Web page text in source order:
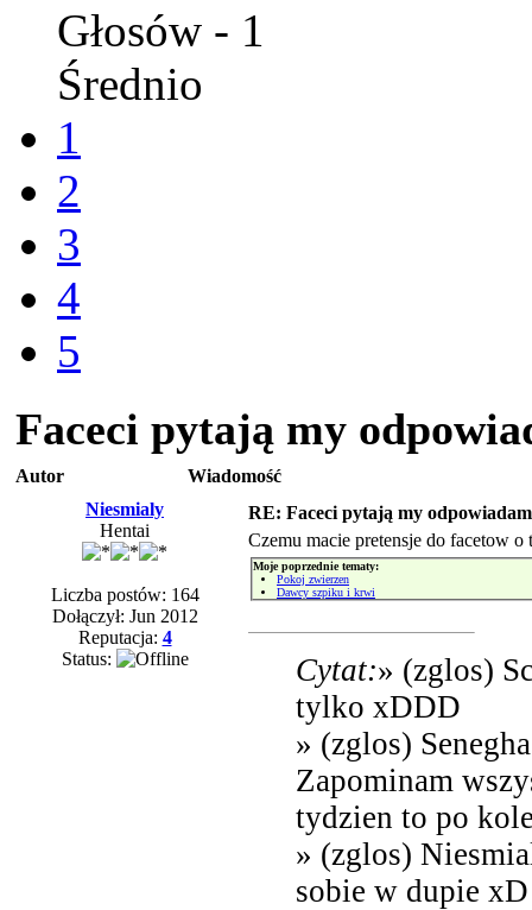
Głosów - 1
Średnio
1
2
3
4
5
Faceci pytają my
Autor
Wiadomość
Niesmialy
Hentai
Liczba postów: 164
Dołączył: Jun 2012
Reputacja: 4
Status:
RE: Faceci pytają my
Czemu macie pretensje do facetow
Moje poprzednie tematy:
Pokoj zwierzen
Dawcy szpiku i krwi
Cytat:» (zglos)
tylko xDDD
» (zglos)
Zapominam
tydzien to po
» (zglos)
sobie w dupie xD